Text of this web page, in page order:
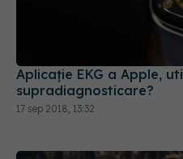
Aplicație EKG a Apple,
supradiagnosticare?
17 sep 2018, 13:32